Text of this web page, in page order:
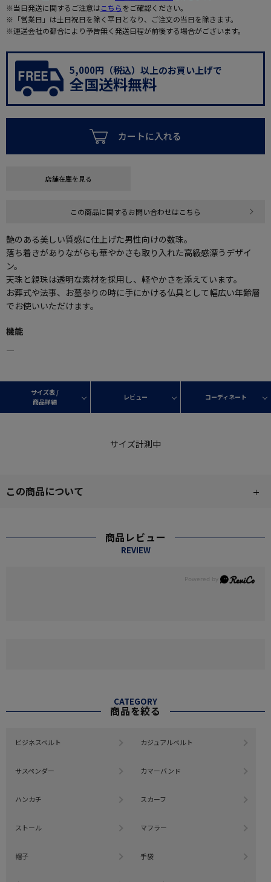
※当日発送に関するご注意はこちらをご確認ください。
※「営業日」は土日祝日を除く平日となり、ご注文の当日を除きます。
※運送会社の都合により予告無く発送日程が前後する場合がございます。
5,000円（税込）以上のお買い上げで
全国送料無料
カートに入れる
店舗在庫を見る
この商品に関するお問い合わせはこちら
艶のある美しい質感に仕上げた男性向けの数珠。
落ち着きがありながらも華やかさも取り入れた高級感漂うデザイ
ン。
天珠と親珠は透明な素材を採用し、軽やかさを添えています。
お葬式や法事、お墓参りの時に手にかける仏具として幅広い年齢層
でお使いいただけます。
機能
―
サイズ表 /
商品詳細
レビュー コーディネート
サイズ計測中
この商品について
商品レビュー
REVIEW
CATEGORY
商品を絞る
ビジネスベルト カジュアルベルト
サスペンダー カマーバンド
ハンカチ スカーフ
ストール マフラー
帽子 手袋